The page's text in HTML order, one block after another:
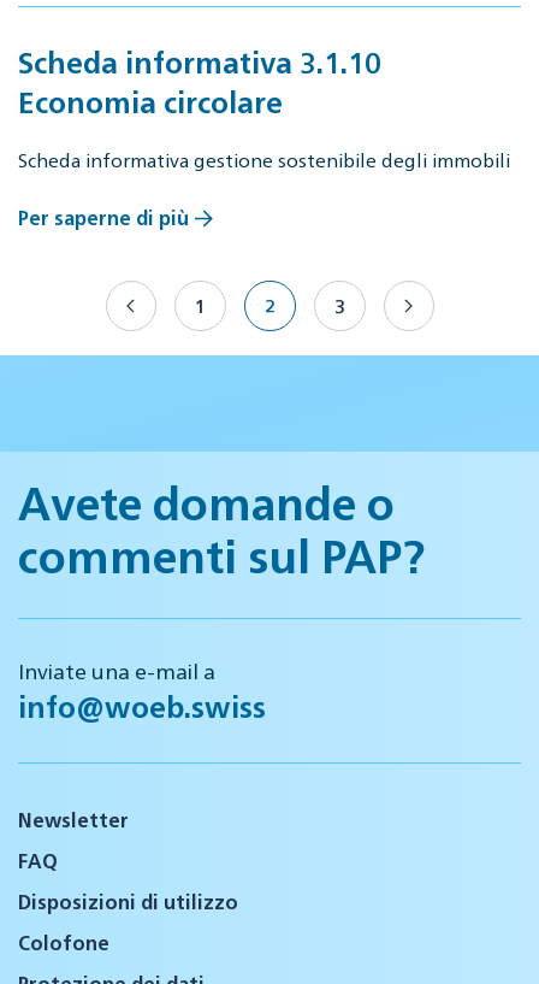
Scheda informativa 3.1.10
Economia circolare
Scheda informativa gestione sostenibile degli immobili
Per saperne di più
1 2 3
Avete domande o
commenti sul PAP?
Inviate una e-mail a
info@woeb.swiss
Newsletter
FAQ
Disposizioni di utilizzo
Colofone